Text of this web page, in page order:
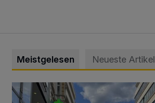
Meistgelesen Neueste Artikel
Ein Unzustand und Skandal